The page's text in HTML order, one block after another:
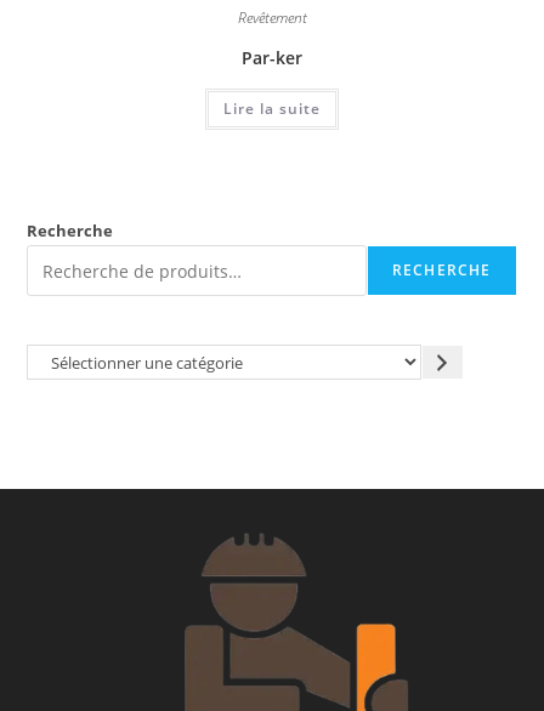
Revêtement
Par-ker
Lire la suite
Recherche
RECHERCHE